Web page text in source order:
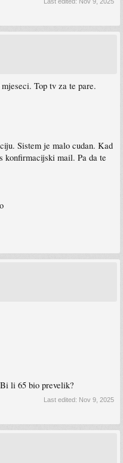
Top tv za te pare.
Sistem je malo cudan. Kad
konfirmacijski mail. Pa da te
li 65 bio prevelik?
Last edited: Nov 9, 2025